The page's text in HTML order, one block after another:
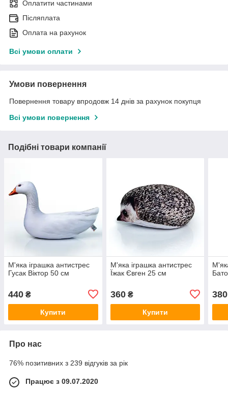
Оплатити частинами
Післяплата
Оплата на рахунок
Всі умови оплати
Умови повернення
Повернення товару впродовж 14 днів за рахунок покупця
Всі умови повернення
Подібні товари компанії
М'яка іграшка антистрес
Гусак Віктор 50 см
440 ₴
Купити
М'яка іграшка антистрес
Їжак Євген 25 см
360₴
Купити
380
Про нас
76% позитивних з 239 відгуків за рік
Працює з 09.07.2020